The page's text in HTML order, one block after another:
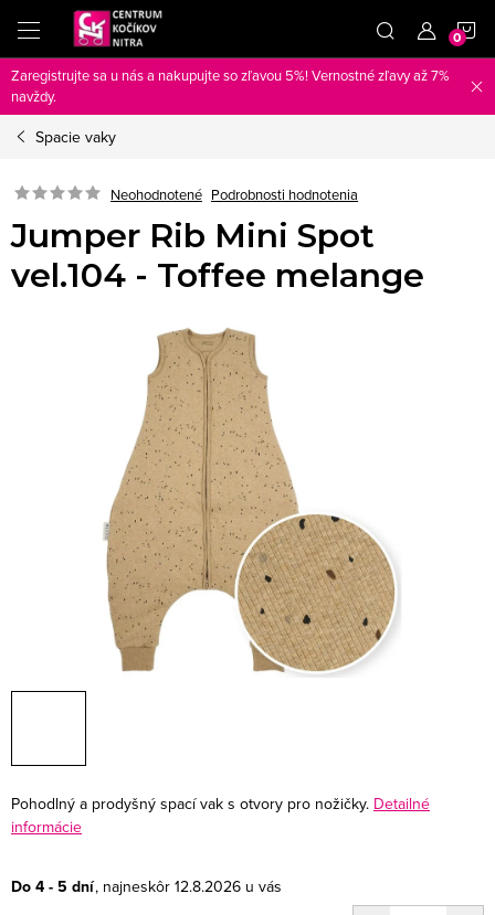
obsah
Zaregistrujte sa u nás a nakupujte so zľavou 5%! Vernostné zľavy až 7%
navždy.
Spacie vaky
Neohodnotené Podrobnosti hodnotenia
Jumper Rib Mini Spot
vel.104 - Toffee melange
Pohodlný a prodyšný spací vak s otvory pro nožičky. Detailné
informácie
Do 4 - 5 dní 12.8.2026